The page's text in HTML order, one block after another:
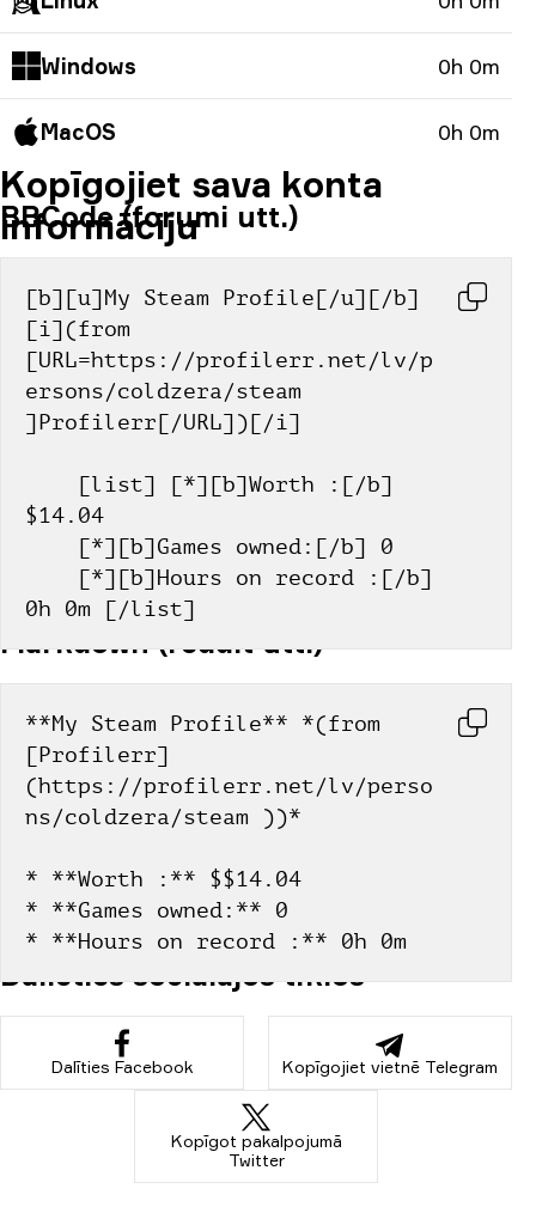
Windows 0h 0m
MacOS 0h 0m
Kopīgojiet sava konta
informāciju
BBCode (forumi utt.)
[b][u]My Steam Profile[/u][/b]
[i](from
[URL=https://profilerr.net/lv/p
ersons/coldzera/steam
]Profilerr[/URL])[/i]
$14.04
    [*][b]Games owned:[/b] 0
0h 0m [/list]
Markdown (reddit utt.)
**My Steam Profile** *(from
[Profilerr]
(https://profilerr.net/lv/perso
ns/coldzera/steam ))*
* **Worth :** $$14.04
* **Games owned:** 0
* **Hours on record :** 0h 0m
Dalieties sociālajos tīklos
Dalīties Facebook Kopīgojiet vietnē Telegram
Kopīgot pakalpojumā
Twitter